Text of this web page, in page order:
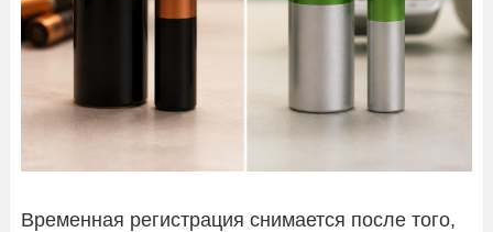
Временная регистрация снимается после того,